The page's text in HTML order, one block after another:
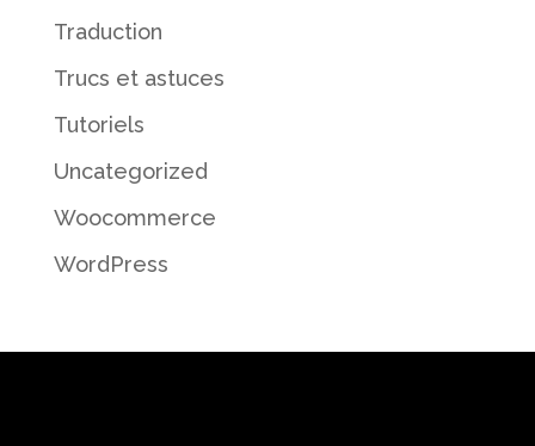
Traduction
Trucs et astuces
Tutoriels
Uncategorized
Woocommerce
WordPress